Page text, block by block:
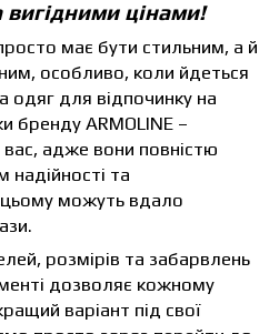
вигідними цінами!
має бути стильним, а й
особливо, коли йдеться
одяг для відпочинку на
бренду ARMOLINE –
адже вони повністю
надійності та
цьому можуть вдало
розмірів та забарвлень
дозволяє кожному
варіант під свої